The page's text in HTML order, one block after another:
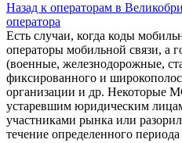
Назад к операторам в
оператора
Есть случаи, когда коды
операторы мобильной связи, а
(военные, железнодорожные,
фиксированного и
организации и др. Некоторые
устаревшим юридическим
участниками рынка или
течение определенного